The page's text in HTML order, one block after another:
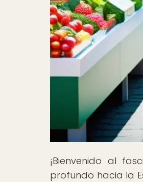
¡Bienvenido al
profundo hacia la